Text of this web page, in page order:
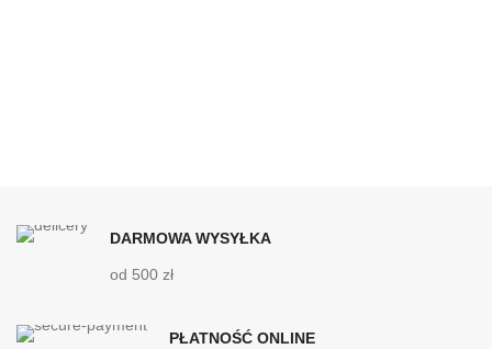
DARMOWA WYSYŁKA
od 500 zł
PŁATNOŚĆ ONLINE